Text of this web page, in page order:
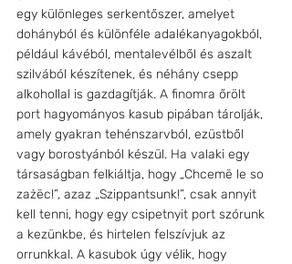
egy különleges serkentőszer, amelyet
dohányból és különféle adalékanyagokból,
például kávéból, mentalevélből és aszalt
szilvából készítenek, és néhány csepp
alkohollal is gazdagítják. A finomra őrölt
port hagyományos kasub pipában tárolják,
amely gyakran tehénszarvból, ezüstből
vagy borostyánból készül. Ha valaki egy
társaságban felkiáltja, hogy „Chcemë le so
zażëc!”, azaz „Szippantsunk!”, csak annyit
kell tenni, hogy egy csipetnyit port szórunk
a kezünkbe, és hirtelen felszívjuk az
orrunkkal. A kasubok úgy vélik, hogy